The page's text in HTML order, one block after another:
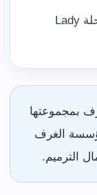
قصص عائلة روكينغهام وفيتزويليام ومرحلة Lady
بمجموعتها
الغرف
الترميم.